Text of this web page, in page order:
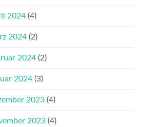
2024 (4)
2024 (2)
2024 (2)
2024 (3)
2023 (4)
2023 (4)